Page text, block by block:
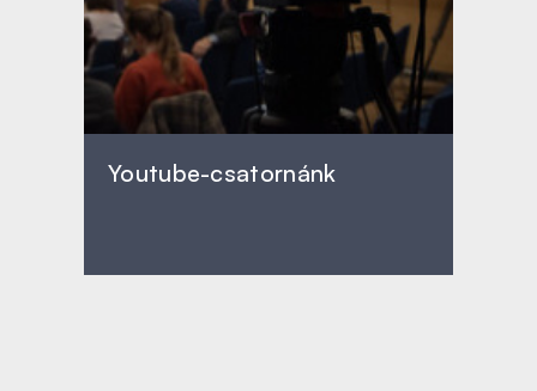
Youtube-csatornánk